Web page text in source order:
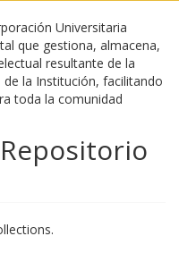
Universitaria
que gestiona, almacena,
resultante de la
la Institución, facilitando
toda la comunidad